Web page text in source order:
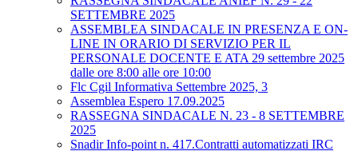
SETTEMBRE 2025
ASSEMBLEA SINDACALE IN PRESENZA E ON-
LINE IN ORARIO DI SERVIZIO PER IL
PERSONALE DOCENTE E ATA 29 settembre 2025
dalle ore 8:00 alle ore 10:00
Flc Cgil Informativa Settembre 2025, 3
Assemblea Espero 17.09.2025
RASSEGNA SINDACALE N. 23 - 8 SETTEMBRE
2025
Snadir Info-point n. 417.Contratti automatizzati IRC